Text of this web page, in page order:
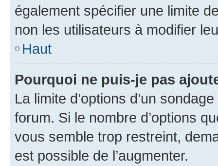
également spécifier une limite
non les utilisateurs à modifier
Haut
Pourquoi ne puis-je pas
La limite d’options d’un
forum. Si le nombre d’options
vous semble trop restreint,
est possible de l’augmenter.